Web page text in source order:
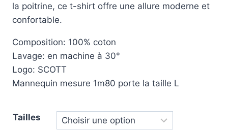
la poitrine, ce t-shirt offre une allure moderne et
confortable.
Composition: 100% coton
Lavage: en machine à 30°
Logo: SCOTT
Mannequin mesure 1m80 porte la taille L
Tailles